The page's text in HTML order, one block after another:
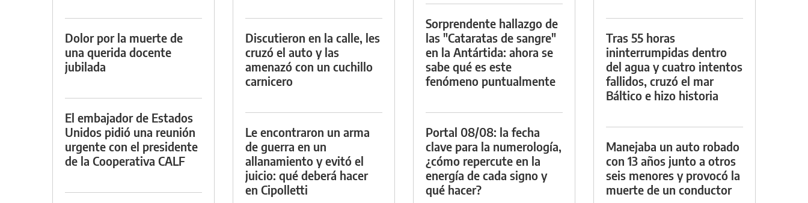
Dolor por la muerte de
una querida docente
jubilada
El embajador de Estados
Unidos pidió una reunión
urgente con el presidente
de la Cooperativa CALF
Discutieron en la calle, les
cruzó el auto y las
amenazó con un cuchillo
carnicero
Le encontraron un arma
de guerra en un
allanamiento y evitó el
juicio: qué deberá hacer
en Cipolletti
Sorprendente hallazgo de
las "Cataratas de sangre"
en la Antártida: ahora se
sabe qué es este
fenómeno puntualmente
Portal 08/08: la fecha
clave para la numerología,
¿cómo repercute en la
energía de cada signo y
qué hacer?
Tras 55 horas
ininterrumpidas dentro
del agua y cuatro intentos
fallidos, cruzó el mar
Báltico e hizo historia
Manejaba un auto robado
con 13 años junto a otros
seis menores y provocó la
muerte de un conductor